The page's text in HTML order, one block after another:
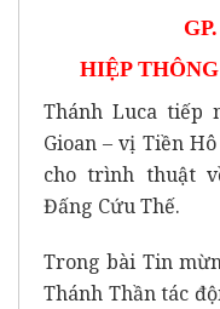
HIỆP
Thánh Luca tiếp
Gioan – vị Tiền
cho trình thuật
Đấng Cứu Thế.
Trong bài Tin
Thánh Thần tác